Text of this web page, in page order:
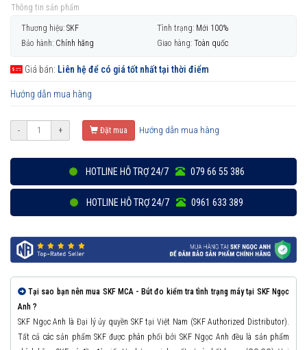
Thông tin sản phẩm
Thương hiệu: SKF Tình trạng: Mới 100%
Bảo hành: Chính hãng Giao hàng: Toàn quốc
Giá bán: Liên hệ để có giá tốt nhất tại thời điểm
Hướng dẫn mua hàng
- + Đặt mua Hướng dẫn mua hàng
HOTLINE HỖ TRỢ 24/7 079 66 55 386
HOTLINE HỖ TRỢ 24/7 0961 633 389
Tại sao bạn nên mua SKF MCA - Bút đo kiểm tra tình trạng máy tại SKF Ngọc
Anh ?
SKF Ngọc Anh là Đại lý ủy quyền SKF tại Việt Nam (SKF Authorized Distributor).
Tất cả các sản phẩm SKF được phân phối bởi SKF Ngọc Anh đều là sản phẩm